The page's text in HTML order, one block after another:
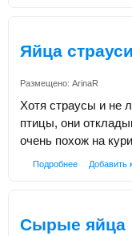
Яйца
Размещено: ArinaR
Хотя страусы и не
птицы, они
очень похож на
Подробнее Добавить
Сырые яйца